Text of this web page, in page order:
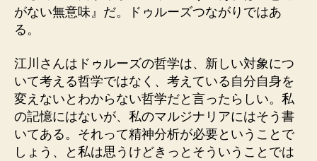
がない無意味』だ。ドゥルーズつながりではあ
る。
江川さんはドゥルーズの哲学は、新しい対象につ
いて考える哲学ではなく、考えている自分自身を
変えないとわからない哲学だと言ったらしい。私
の記憶にはないが、私のマルジナリアにはそう書
いてある。それって精神分析が必要ということで
しょう、と私は思うけどきっとそういうことでは